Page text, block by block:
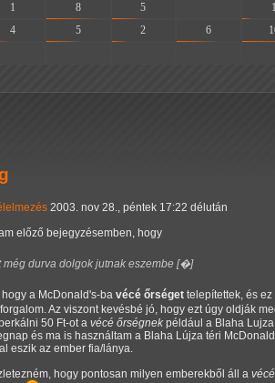
1 8 5 1
4 5 2 6
2003. nov 28., péntek 17:22 délután
előző bejegyzésemben, hogy
durva dolgok jutnak eszembe [�]
a McDonald's-ba vécé őrséget telepítettek, és
Az viszont kevésbé jó, hogy ezt úgy oldják
50 Ft-ot a vécé őrségnek például a Blaha
és ma is használtam a Blaha Lújza téri
eszik az ember fia/lánya.
hogy pontosan milyen emberekből áll a